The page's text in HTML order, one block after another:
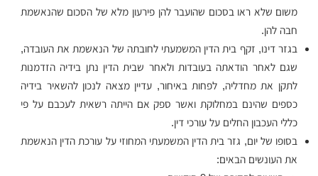
משום שלא ראו בסכום שהועבר להן פירעון מלא של הסכום שהנאשמת
חבה להן.
בגזר דינו, זקף בית הדין המשמעתי לחובתה של הנאשמת את העובדה,
שגם לאחר הודאתה בעובדות ולאחר שבית הדין נתן בידיה הזדמנות
לתקן את מחדליה, לפחות באיחור, עדיין מצאה לנכון להשאיר בידיה
כספים שהינם במחלוקת ואשר ספק אם הייתה רשאית לעכבם על פי
כללי העכבון החלים על עורכי דין.
בסופו של יום, גזר בית הדין המשמעתי המחוזי על עורכת הדין הנאשמת
את העונשים הבאים: